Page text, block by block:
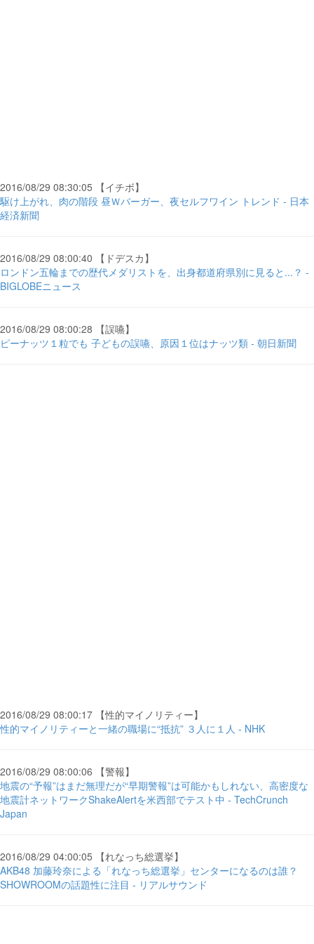
2016/08/29 08:30:05 【イチボ】
駆け上がれ、肉の階段 昼Ｗバーガー、夜セルフワイン トレンド - 日本
経済新聞
2016/08/29 08:00:40 【ドデスカ】
ロンドン五輪までの歴代メダリストを、出身都道府県別に見ると...？ -
BIGLOBEニュース
2016/08/29 08:00:28 【誤嚥】
ピーナッツ１粒でも 子どもの誤嚥、原因１位はナッツ類 - 朝日新聞
2016/08/29 08:00:17 【性的マイノリティー】
性的マイノリティーと一緒の職場に“抵抗” ３人に１人 - NHK
2016/08/29 08:00:06 【警報】
地震の“予報”はまだ無理だが“早期警報”は可能かもしれない、高密度な
地震計ネットワークShakeAlertを米西部でテスト中 - TechCrunch
Japan
2016/08/29 04:00:05 【れなっち総選挙】
AKB48 加藤玲奈による「れなっち総選挙」センターになるのは誰？
SHOWROOMの話題性に注目 - リアルサウンド